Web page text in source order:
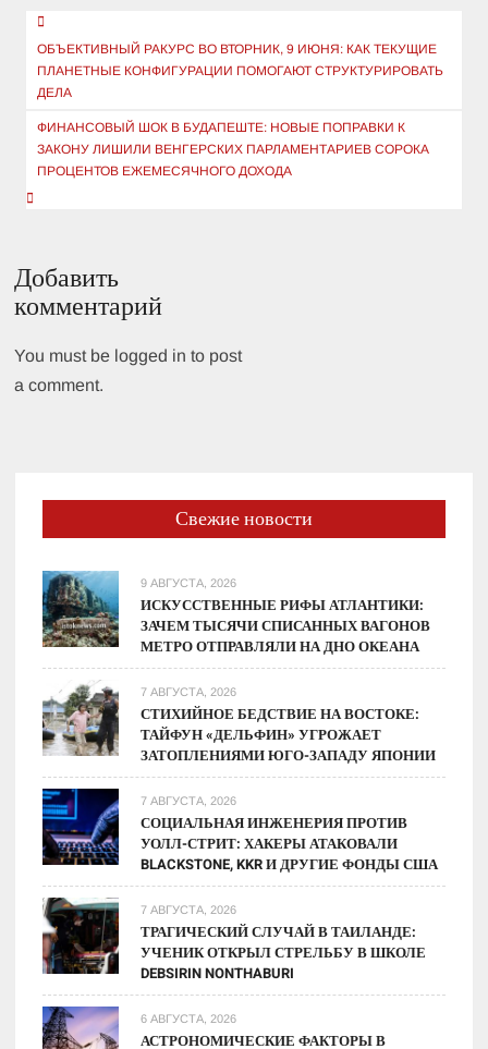
Навигация
по
записям
ОБЪЕКТИВНЫЙ РАКУРС ВО ВТОРНИК, 9 ИЮНЯ: КАК ТЕКУЩИЕ
ПЛАНЕТНЫЕ КОНФИГУРАЦИИ ПОМОГАЮТ СТРУКТУРИРОВАТЬ
ДЕЛА
ФИНАНСОВЫЙ ШОК В БУДАПЕШТЕ: НОВЫЕ ПОПРАВКИ К
ЗАКОНУ ЛИШИЛИ ВЕНГЕРСКИХ ПАРЛАМЕНТАРИЕВ СОРОКА
ПРОЦЕНТОВ ЕЖЕМЕСЯЧНОГО ДОХОДА
Добавить
комментарий
You must be logged in to post
a comment.
Свежие новости
9 АВГУСТА, 2026
ИСКУССТВЕННЫЕ РИФЫ АТЛАНТИКИ:
ЗАЧЕМ ТЫСЯЧИ СПИСАННЫХ ВАГОНОВ
МЕТРО ОТПРАВЛЯЛИ НА ДНО ОКЕАНА
7 АВГУСТА, 2026
СТИХИЙНОЕ БЕДСТВИЕ НА ВОСТОКЕ:
ТАЙФУН «ДЕЛЬФИН» УГРОЖАЕТ
ЗАТОПЛЕНИЯМИ ЮГО-ЗАПАДУ ЯПОНИИ
7 АВГУСТА, 2026
СОЦИАЛЬНАЯ ИНЖЕНЕРИЯ ПРОТИВ
УОЛЛ-СТРИТ: ХАКЕРЫ АТАКОВАЛИ
BLACKSTONE, KKR И ДРУГИЕ ФОНДЫ США
7 АВГУСТА, 2026
ТРАГИЧЕСКИЙ СЛУЧАЙ В ТАИЛАНДЕ:
УЧЕНИК ОТКРЫЛ СТРЕЛЬБУ В ШКОЛЕ
DEBSIRIN NONTHABURI
6 АВГУСТА, 2026
АСТРОНОМИЧЕСКИЕ ФАКТОРЫ В